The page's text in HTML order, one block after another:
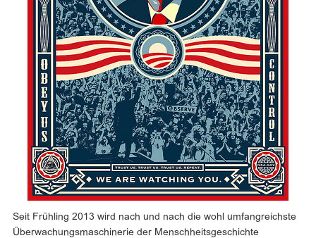
Seit Frühling 2013 wird nach und nach die wohl umfangreichste
Überwachungsmaschinerie der Menschheitsgeschichte